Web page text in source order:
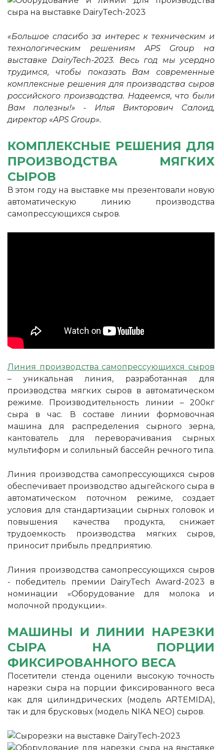
«Большое спасибо за интерес к техническим и
технологическим решениям APS Group на
выставке DairyTech-2023. Весь год мы усердно
трудимся, чтобы показать Вам современные
комплексные решения для производства сыров
российского производства. Надеемся, что были
Вам полезны!» - Илья Викторович Салоид,
директор «APS Group».
КОМПЛЕКСНЫЕ РЕШЕНИЯ ДЛЯ
ПРОИЗВОДСТВА МЯГКИХ
СЫРОВ
В этом году на выставке мы презентовали новую
автоматическую линию производства
самопрессующихся сыров.
Линия производства самопрессующихся сыров
– уникальная линия, разработанная для
производства мягких сыров в автоматическом
режиме. Производительность линии – 200кг
сыра в час. В составе линии формовочная
машина для распределения сырного зерна,
кантователь для переворачивания сырных
мультиформ и солильный бассейн речного типа.
Линия производства самопрессующихся сыров
обеспечивает производство адыгейского сыра в
автоматическом поточном режиме, создает
условия для стандартизации сырных головок и
повышения качества продукта, снижает
трудоемкость производства мягких сыров,
приносит прибыль предприятию.
Линия производства самопрессующихся сыров
- победитель премии DairyTech Award-2023 в
номинации «Оборудование для молока и
молочной продукции».
МАШИНЫ И ЛИНИИ НАРЕЗКИ
СЫРА НА ПОРЦИИ
ФИКСИРОВАННОГО ВЕСА
Посетители стенда оценили высокую точность
нарезки сыра на порции фиксированного веса
как для цилиндрических (модель ARTEMIDA),
так и для брусковых (модель NIKA NEO) сыров.